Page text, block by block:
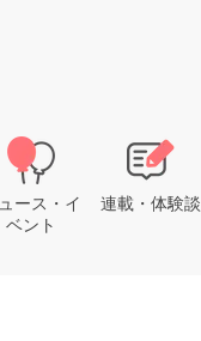
ース・イ
ベント
連載・体験談